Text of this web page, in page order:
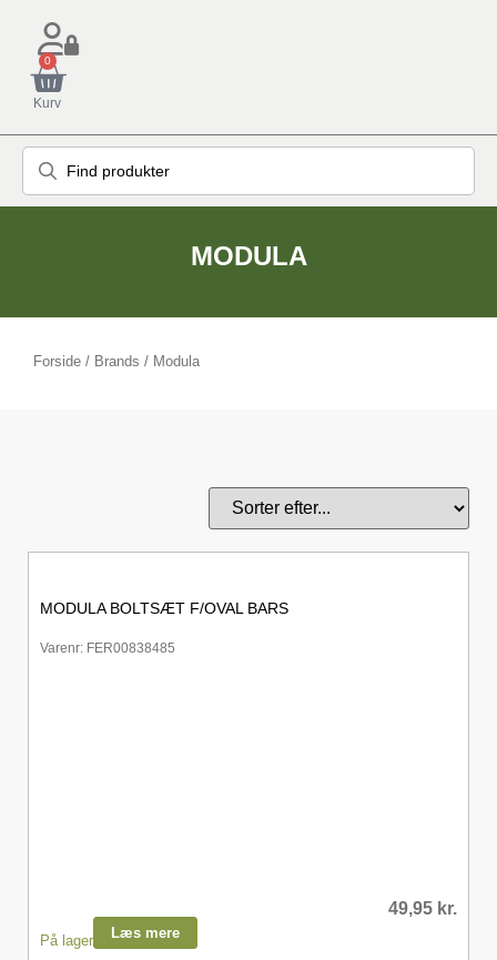
0
Kurv
MODULA
Forside / Brands / Modula
MODULA BOLTSÆT F/OVAL BARS
Varenr: FER00838485
49,95 kr.
På lager Læs mere